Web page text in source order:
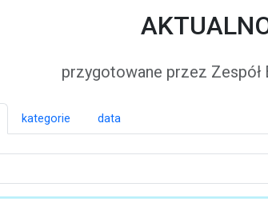
przygotowane przez Zespół
kategorie data